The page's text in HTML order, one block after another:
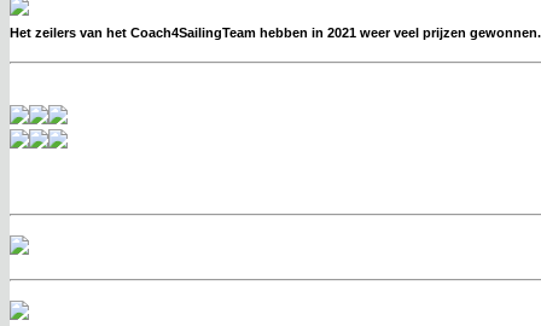
Het zeilers van het Coach4SailingTeam hebben in 2021 weer veel prijzen gewonnen.